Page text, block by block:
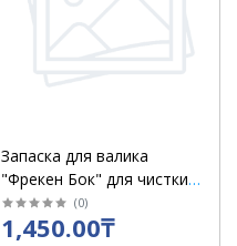
Запаска для валика
"Фрекен Бок" для чистки
одежды /уп 2 шт / 36л х 5м
/ 5396
(0)
1,450.00₸